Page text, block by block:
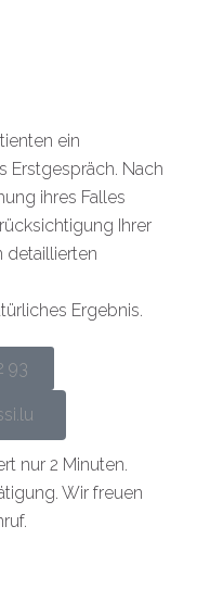
ein
Erstgespräch. Nach
ihres Falles
Ihrer
detaillierten
Ergebnis.
93
nur 2 Minuten.
Wir freuen